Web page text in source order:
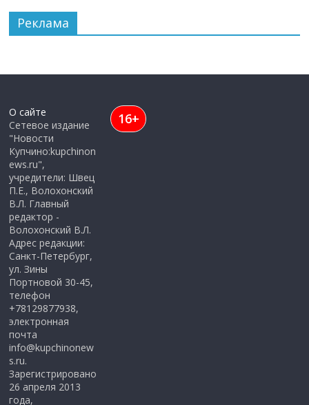
Реклама
О сайте
Сетевое издание
"Новости
Купчино:kupchinon
ews.ru",
учредители: Швец
П.Е., Волохонский
В.Л. Главный
редактор -
Волохонский В.Л.
Адрес редакции:
Санкт-Петербург,
ул. Зины
Портновой 30-45,
телефон
+78129877938,
электронная
почта
info@kupchinonew
s.ru.
Зарегистрировано
26 апреля 2013
года,
16+